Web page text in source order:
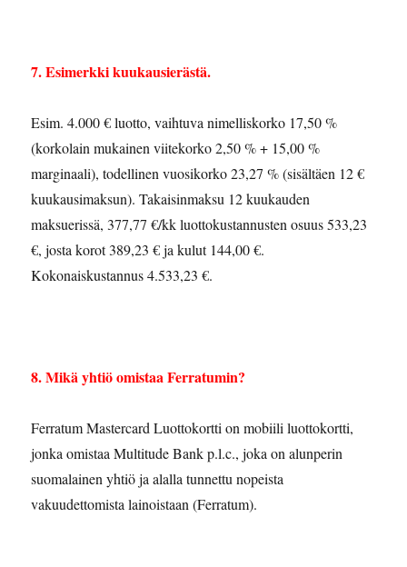
7. Esimerkki kuukausierästä.
Esim. 4.000 € luotto, vaihtuva nimelliskorko 17,50 %
(korkolain mukainen viitekorko 2,50 % + 15,00 %
marginaali), todellinen vuosikorko 23,27 % (sisältäen 12 €
kuukausimaksun). Takaisinmaksu 12 kuukauden
maksuerissä, 377,77 €/kk luottokustannusten osuus 533,23
€, josta korot 389,23 € ja kulut 144,00 €.
Kokonaiskustannus 4.533,23 €.
8. Mikä yhtiö omistaa Ferratumin?
Ferratum Mastercard Luottokortti on mobiili luottokortti,
jonka omistaa Multitude Bank p.l.c., joka on alunperin
suomalainen yhtiö ja alalla tunnettu nopeista
vakuudettomista lainoistaan (Ferratum).